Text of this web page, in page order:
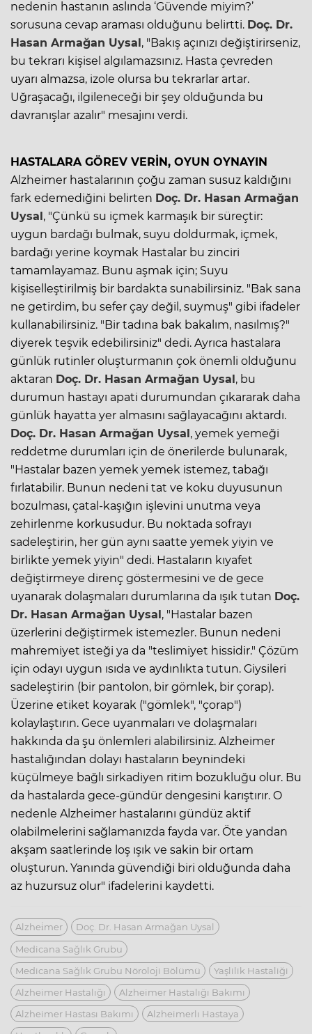
nedenin hastanın aslında ‘Güvende miyim?’
sorusuna cevap araması olduğunu belirtti. Doç. Dr.
Hasan Armağan Uysal, "Bakış açınızı değiştirirseniz,
bu tekrarı kişisel algılamazsınız. Hasta çevreden
uyarı almazsa, izole olursa bu tekrarlar artar.
Uğraşacağı, ilgileneceği bir şey olduğunda bu
davranışlar azalır" mesajını verdi.
HASTALARA GÖREV VERİN, OYUN OYNAYIN
Alzheimer hastalarının çoğu zaman susuz kaldığını
fark edemediğini belirten Doç. Dr. Hasan Armağan
Uysal, "Çünkü su içmek karmaşık bir süreçtir:
uygun bardağı bulmak, suyu doldurmak, içmek,
bardağı yerine koymak Hastalar bu zinciri
tamamlayamaz. Bunu aşmak için; Suyu
kişiselleştirilmiş bir bardakta sunabilirsiniz. "Bak sana
ne getirdim, bu sefer çay değil, suymuş" gibi ifadeler
kullanabilirsiniz. "Bir tadına bak bakalım, nasılmış?"
diyerek teşvik edebilirsiniz" dedi. Ayrıca hastalara
günlük rutinler oluşturmanın çok önemli olduğunu
aktaran Doç. Dr. Hasan Armağan Uysal, bu
durumun hastayı apati durumundan çıkararak daha
günlük hayatta yer almasını sağlayacağını aktardı.
Doç. Dr. Hasan Armağan Uysal, yemek yemeği
reddetme durumları için de önerilerde bulunarak,
"Hastalar bazen yemek yemek istemez, tabağı
fırlatabilir. Bunun nedeni tat ve koku duyusunun
bozulması, çatal-kaşığın işlevini unutma veya
zehirlenme korkusudur. Bu noktada sofrayı
sadeleştirin, her gün aynı saatte yemek yiyin ve
birlikte yemek yiyin" dedi. Hastaların kıyafet
değiştirmeye direnç göstermesini ve de gece
uyanarak dolaşmaları durumlarına da ışık tutan Doç.
Dr. Hasan Armağan Uysal, "Hastalar bazen
üzerlerini değiştirmek istemezler. Bunun nedeni
mahremiyet isteği ya da "teslimiyet hissidir." Çözüm
için odayı uygun ısıda ve aydınlıkta tutun. Giysileri
sadeleştirin (bir pantolon, bir gömlek, bir çorap).
Üzerine etiket koyarak ("gömlek", "çorap")
kolaylaştırın. Gece uyanmaları ve dolaşmaları
hakkında da şu önlemleri alabilirsiniz. Alzheimer
hastalığından dolayı hastaların beynindeki
küçülmeye bağlı sirkadiyen ritim bozukluğu olur. Bu
da hastalarda gece-gündür dengesini karıştırır. O
nedenle Alzheimer hastalarını gündüz aktif
olabilmelerini sağlamanızda fayda var. Öte yandan
akşam saatlerinde loş ışık ve sakin bir ortam
oluşturun. Yanında güvendiği biri olduğunda daha
az huzursuz olur" ifadelerini kaydetti.
Alzhei̇mer
Doç. Dr. Hasan Armağan Uysal
Medicana Sağlık Grubu
Medicana Sağlık Grubu Nöroloji Bölümü
Yaşlilik Hastaliği
Alzheimer Hastalığı
Alzheimer Hastalığı Bakımı
Alzheimer Hastası Bakımı
Alzheimerlı Hastaya